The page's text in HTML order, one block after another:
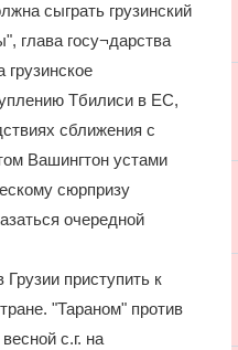
сыграть грузинский
глава госу¬дарства
Тбилиси в ЕС,
сближения с
Вашингтон устами
сюрпризу
очередной
приступить к
"Тараном" против
с.г. на